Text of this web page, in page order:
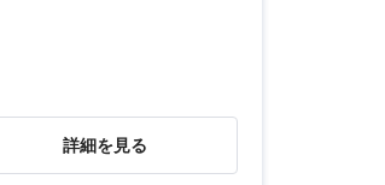
詳細を見る